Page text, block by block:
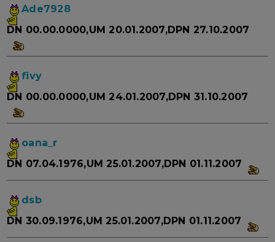
Ade7928
DN 00.00.0000,UM 20.01.2007,DPN 27.10.2007
fivy
DN 00.00.0000,UM 24.01.2007,DPN 31.10.2007
oana_r
DN 07.04.1976,UM 25.01.2007,DPN 01.11.2007
dsb
DN 30.09.1976,UM 25.01.2007,DPN 01.11.2007